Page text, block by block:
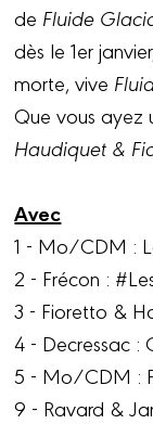
de Fluide
dès le 1er
morte, vive
Que vous ayez
Haudiquet &
Avec
1 - Mo/CDM :
2 - Frécon :
3 - Fioretto &
4 - Decressac :
5 - Mo/CDM :
9 - Ravard &